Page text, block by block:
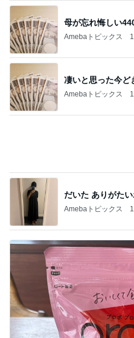
母が忘れ悔しい
Amebaトピックス
凄いと思った今ど
Amebaトピックス
だいた ありがた
Amebaトピックス